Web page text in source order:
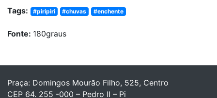
Tags: #piripiri #chuvas #enchente
Fonte: 180graus
Praça: Domingos Mourão Filho, 525, Centro
CEP 64. 255 -000 – Pedro II – Pi